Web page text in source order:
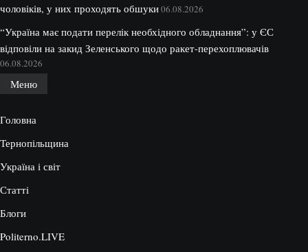
чоловіків, у них проходять обшуки06.08.2026
“Україна має подати перелік необхідного обладнання”: у ЄС
відповіли на закид Зеленського щодо ракет-перехоплювачів
06.08.2026
Меню
Головна
Тернопільщина
Україна і світ
Статті
Блоги
Politerno.LIVE